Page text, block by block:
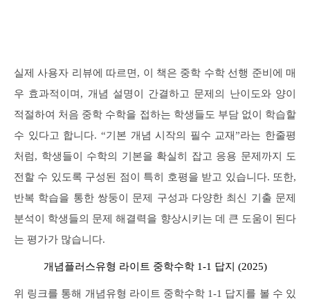
실제 사용자 리뷰에 따르면, 이 책은 중학 수학 선행 준비에 매
우 효과적이며, 개념 설명이 간결하고 문제의 난이도와 양이
적절하여 처음 중학 수학을 접하는 학생들도 부담 없이 학습할
수 있다고 합니다. “기본 개념 시작의 필수 교재”라는 한줄평
처럼, 학생들이 수학의 기본을 확실히 잡고 응용 문제까지 도
전할 수 있도록 구성된 점이 특히 호평을 받고 있습니다. 또한,
반복 학습을 통한 쌍둥이 문제 구성과 다양한 최신 기출 문제
분석이 학생들의 문제 해결력을 향상시키는 데 큰 도움이 된다
는 평가가 많습니다.
개념플러스유형 라이트 중학수학 1-1 답지 (2025)
위 링크를 통해 개념유형 라이트 중학수학 1-1 답지를 볼 수 있